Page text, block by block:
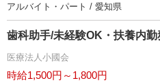
アルバイト・パート / 愛知県
歯科助手/未経験OK・扶養内勤
医療法人小國会
時給1,500円～1,800円